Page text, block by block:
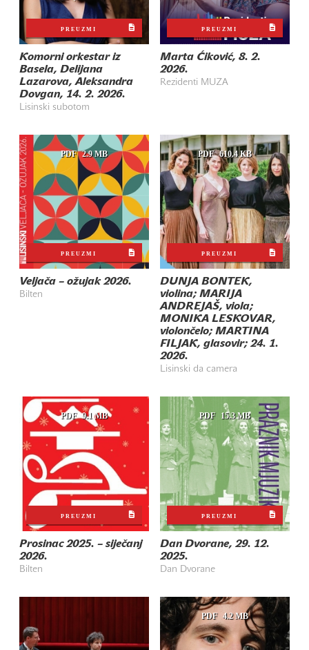
PREUZMI
Komorni orkestar iz
Basela, Delijana
Lazarova, Aleksandra
Dovgan, 14. 2. 2026.
Lisinski subotom
PREUZMI
Marta Ćiković, 8. 2.
2026.
Rezidenti MUZA
PDF 2.9 MB
PREUZMI
Veljača – ožujak 2026.
Bilten
PDF 610.4 KB
PREUZMI
DUNJA BONTEK,
violina; MARIJA
ANDREJAŠ, viola;
MONIKA LESKOVAR,
violončelo; MARTINA
FILJAK, glasovir; 24. 1.
2026.
Lisinski da camera
PDF 9.1 MB
PREUZMI
Prosinac 2025. – siječanj
2026.
Bilten
PDF 15.3 MB
PREUZMI
Dan Dvorane, 29. 12.
2025.
Dan Dvorane
PDF 4.2 MB